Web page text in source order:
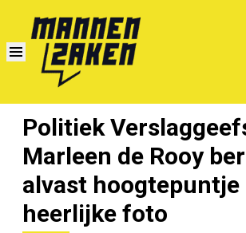
Politiek
Marleen de Rooy
alvast hoogtepuntje
heerlijke foto